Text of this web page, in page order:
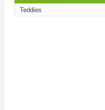
Teddies